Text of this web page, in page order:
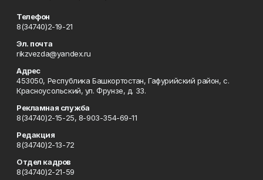
Телефон
8(34740)2-19-21
Эл. почта
rikzvezda@yandex.ru
Адрес
453050, Республика Башкортостан, Гафурийский район, с.
Красноусольский, ул. Фрунзе, д. 33.
Рекламная служба
8(34740)2-15-25, 8-903-354-69-11
Редакция
8(34740)2-13-72
Отдел кадров
8(34740)2-21-59